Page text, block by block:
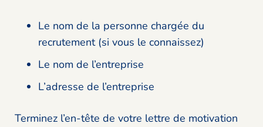
Le nom de la personne chargée du
recrutement (si vous le connaissez)
Le nom de l’entreprise
L’adresse de l’entreprise
Terminez l’en-tête de votre lettre de motivation